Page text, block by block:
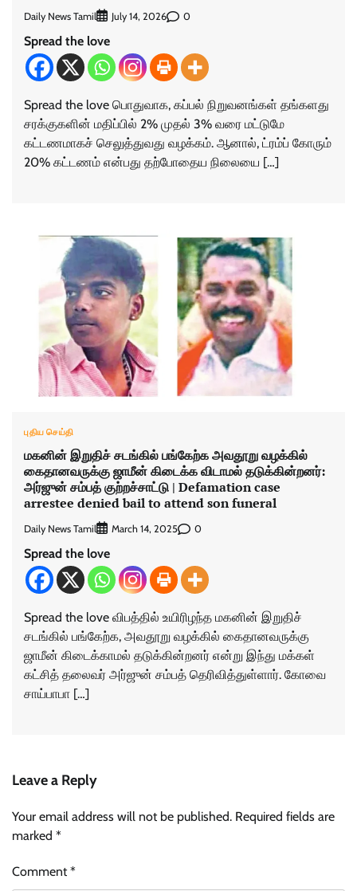
Daily News Tamil July 14, 2026 0
Spread the love
Spread the love பொதுவாக, கப்பல் நிறுவனங்கள் தங்களது
சரக்குகளின் மதிப்பில் 2% முதல் 3% வரை மட்டுமே
கட்டணமாகச் செலுத்துவது வழக்கம். ஆனால், ட்ரம்ப் கோரும்
20% கட்டணம் என்பது தற்போதைய நிலையை […]
புதிய செய்தி
மகனின் இறுதிச் சடங்கில் பங்கேற்க அவதூறு வழக்கில்
கைதானவருக்கு ஜாமீன் கிடைக்க விடாமல் தடுக்கின்றனர்:
அர்ஜுன் சம்பத் குற்றச்சாட்டு | Defamation case
arrestee denied bail to attend son funeral
Daily News Tamil March 14, 2025 0
Spread the love
Spread the love விபத்தில் உயிரிழந்த மகனின் இறுதிச்
சடங்கில் பங்கேற்க, அவதூறு வழக்கில் கைதானவருக்கு
ஜாமீன் கிடைக்காமல் தடுக்கின்றனர் என்று இந்து மக்கள்
கட்சித் தலைவர் அர்ஜுன் சம்பத் தெரிவித்துள்ளார். கோவை
சாய்பாபா […]
Leave a Reply
Your email address will not be published. Required fields are
marked *
Comment*